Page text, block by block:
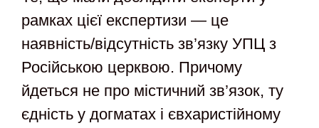
рамках цієї експертизи — це
наявність/відсутність зв’язку УПЦ з
Російською церквою. Причому
йдеться не про містичний зв’язок, ту
єдність у догматах і євхаристійному